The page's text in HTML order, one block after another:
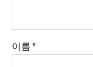
이름*